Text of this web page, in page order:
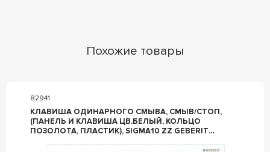
Похожие товары
82941
КЛАВИША ОДИНАРНОГО СМЫВА, СМЫВ/СТОП,
(ПАНЕЛЬ И КЛАВИША ЦВ.БЕЛЫЙ, КОЛЬЦО
ПОЗОЛОТА, ПЛАСТИК), SIGMA10 ZZ GEBERIT